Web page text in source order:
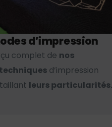
d’impression
complet de nos
d’impression
leurs particularités.